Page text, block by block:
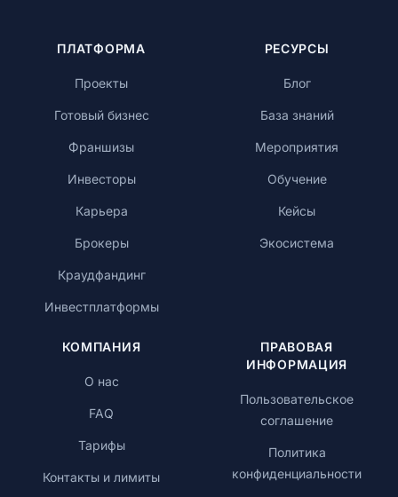
ПЛАТФОРМА
Проекты
Готовый бизнес
Франшизы
Инвесторы
Карьера
Брокеры
Краудфандинг
Инвестплатформы
РЕСУРСЫ
Блог
База знаний
Мероприятия
Обучение
Кейсы
Экосистема
КОМПАНИЯ
О нас
FAQ
Тарифы
Контакты и лимиты
ПРАВОВАЯ
ИНФОРМАЦИЯ
Пользовательское
соглашение
Политика
конфиденциальности